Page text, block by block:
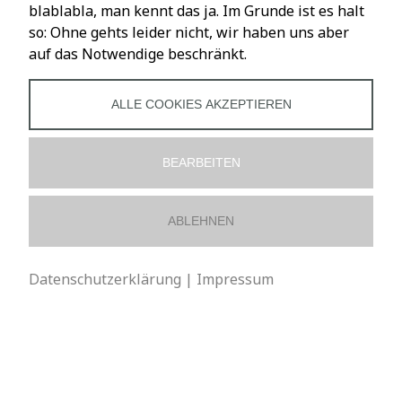
LADENÖFFNUNGSZEITEN
Mo – Fr: 10 – 18 Uhr
Sa: 10 – 16 Uhr
blablabla, man kennt das ja. Im Grunde ist es halt
so: Ohne gehts leider nicht, wir haben uns aber
auf das Notwendige beschränkt.
ALLE COOKIES AKZEPTIEREN
BEARBEITEN
ABLEHNEN
Datenschutzerklärung | Impressum